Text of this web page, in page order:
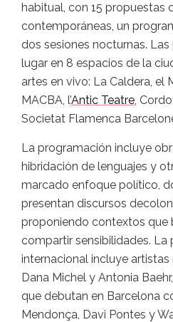
habitual, con 15 propuestas
contemporáneas, un
dos sesiones nocturnas.
lugar en 8 espacios de la
artes en vivo: La Caldera, el
MACBA, l’Antic Teatre,
Societat Flamenca
La programación incluye
hibridación de lenguajes y
marcado enfoque político,
presentan discursos
proponiendo contextos que
compartir sensibilidades. La
internacional incluye
Dana Michel y Antonia
que debutan en Barcelona
Mendonça, Davi Pontes y